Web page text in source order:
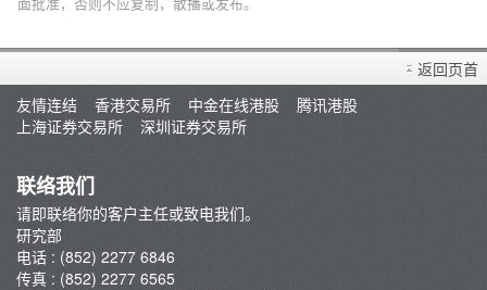
返回页首
友情连结
香港交易所 中金在线港股
腾讯港股
上海证券交易所
深圳证券交易所
联络我们
请即联络你的客户主任或致电我们。
研究部
电话 : (852) 2277 6846
传真 : (852) 2277 6565